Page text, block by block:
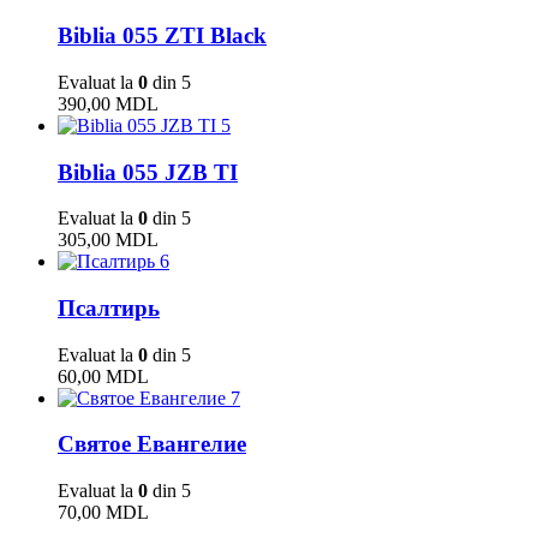
Biblia 055 ZTI Black
Evaluat la 0 din 5
390,00 MDL
5
Biblia 055 JZB TI
Evaluat la 0 din 5
305,00 MDL
6
Псалтирь
Evaluat la 0 din 5
60,00 MDL
7
Святое Евангелие
Evaluat la 0 din 5
70,00 MDL